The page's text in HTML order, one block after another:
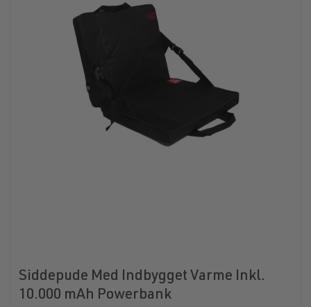
Siddepude Med Indbygget Varme Inkl.
10.000 mAh Powerbank